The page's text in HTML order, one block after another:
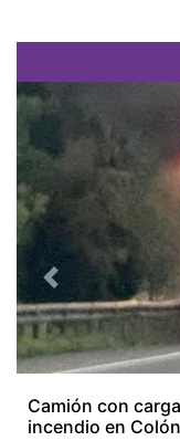
Camión con
incendio en Colón
Previous